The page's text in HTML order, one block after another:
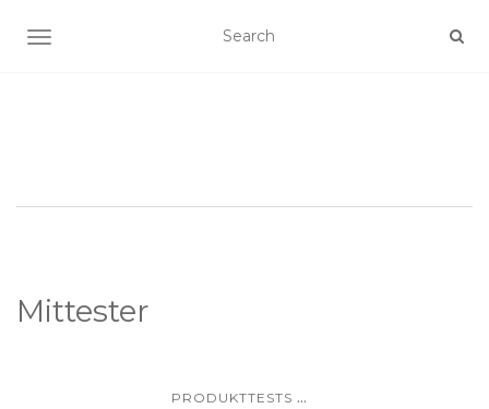
SCHALTE NAVIGATION
Mittester
PRODUKTTESTS ...